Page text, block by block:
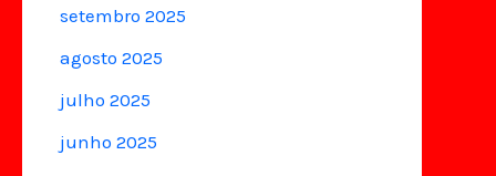
setembro 2025
agosto 2025
julho 2025
junho 2025